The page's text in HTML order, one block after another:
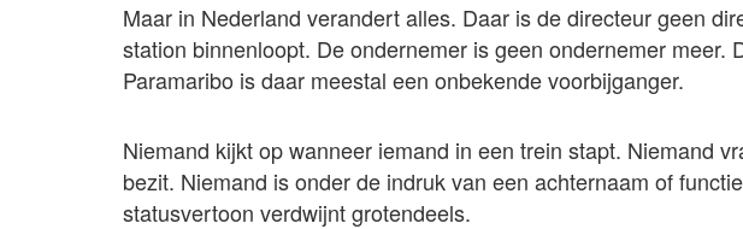
Maar in Nederland verandert alles. Daar is de directeur geen
station binnenloopt. De ondernemer is geen ondernemer meer.
Paramaribo is daar meestal een onbekende voorbijganger.
Niemand kijkt op wanneer iemand in een trein stapt. Niemand
bezit. Niemand is onder de indruk van een achternaam of
statusvertoon verdwijnt grotendeels.